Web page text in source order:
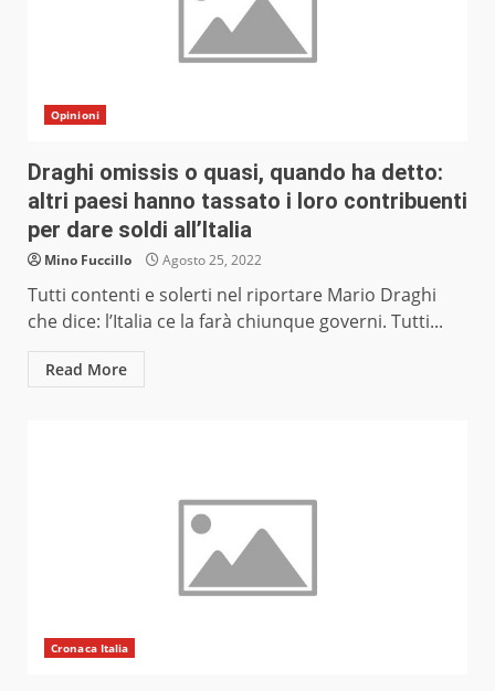
Opinioni
Draghi omissis o quasi, quando ha detto:
altri paesi hanno tassato i loro contribuenti
per dare soldi all’Italia
Mino Fuccillo Agosto 25, 2022
Tutti contenti e solerti nel riportare Mario Draghi
che dice: l’Italia ce la farà chiunque governi. Tutti...
Read More
Cronaca Italia